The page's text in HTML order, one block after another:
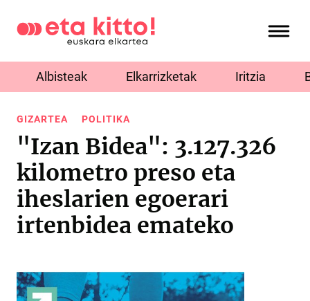
Albisteak Elkarrizketak Iritzia
GIZARTEA POLITIKA
"Izan Bidea": 3.127.326
kilometro preso eta
iheslarien egoerari
irtenbidea emateko